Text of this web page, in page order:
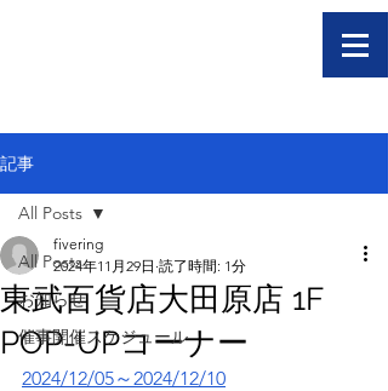
記事
All Posts
お知らせ
催事開催スケジュール
All Posts
東武百貨店大田原店 1F
POP-UPコーナー
fivering
2024年11月29日 読了時間: 1分
2024/12/05～2024/12/10